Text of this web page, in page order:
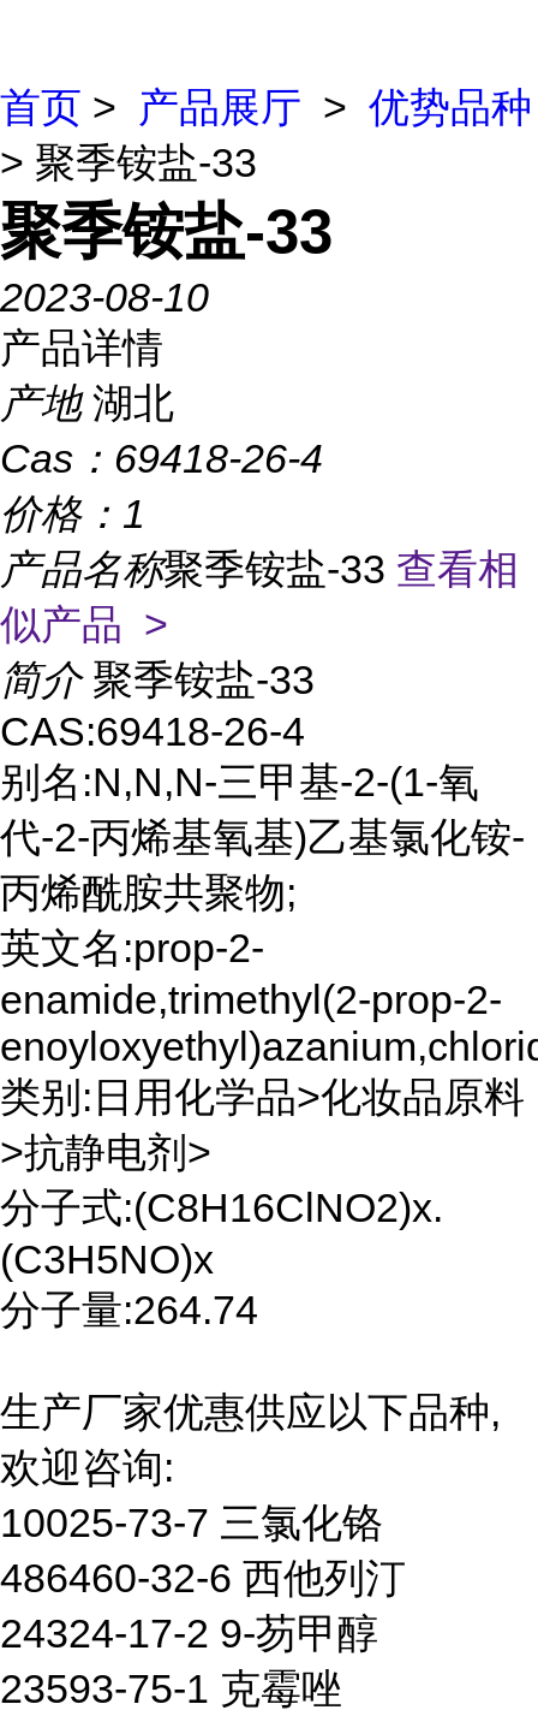
首页 > 产品展厅 > 优势品种
> 聚季铵盐-33
聚季铵盐-33
2023-08-10
产品详情
产地 湖北
Cas： 69418-26-4
价格： 1
产品名称聚季铵盐-33 查看相
似产品 >
简介 聚季铵盐-33
CAS:69418-26-4
别名:N,N,N-三甲基-2-(1-氧
代-2-丙烯基氧基)乙基氯化铵-
丙烯酰胺共聚物;
英文名:prop-2-
enamide,trimethyl(2-prop-2-
类别:日用化学品>化妆品原料
>抗静电剂>
分子式:(C8H16ClNO2)x.
(C3H5NO)x
分子量:264.74
生产厂家优惠供应以下品种,
欢迎咨询:
10025-73-7 三氯化铬
486460-32-6 西他列汀
24324-17-2 9-芴甲醇
23593-75-1 克霉唑